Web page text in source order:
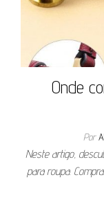
Onde
Por
Neste artigo,
para roupa.